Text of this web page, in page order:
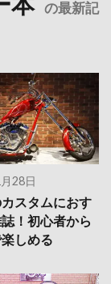
の最新記
28日
スタムにおす
！初心者から
楽しめる